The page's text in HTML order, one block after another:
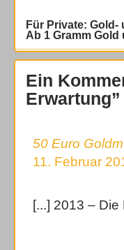
Für Private:
Ab 1 Gramm
Ein
Erwartung”
50 Euro
11. Februar
[...] 2013 – Die